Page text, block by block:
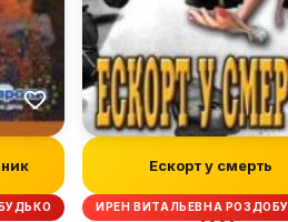
Ескорт у смерть
ИРЕН ВИТАЛЬЕВНА